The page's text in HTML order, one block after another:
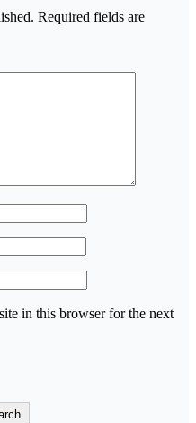
Required fields are
in this browser for the next